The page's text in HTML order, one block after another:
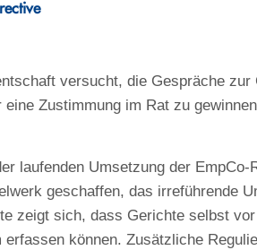
versucht, die Gespräche zur
Zustimmung im Rat zu
laufenden Umsetzung der EmpCo-
geschaffen, das irreführende
zeigt sich, dass Gerichte selbst
können. Zusätzliche